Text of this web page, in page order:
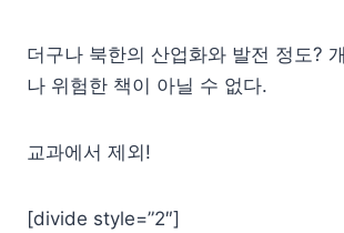
더구나 북한의 산업화와 발전 정도?
나 위험한 책이 아닐 수 없다.
교과에서 제외!
[divide style=”2″]